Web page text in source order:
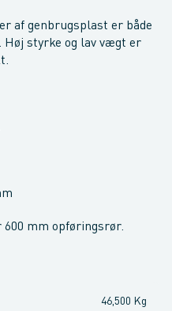
af genbrugsplast er både
Høj styrke og lav vægt er
mm opføringsrør.
46,500 Kg